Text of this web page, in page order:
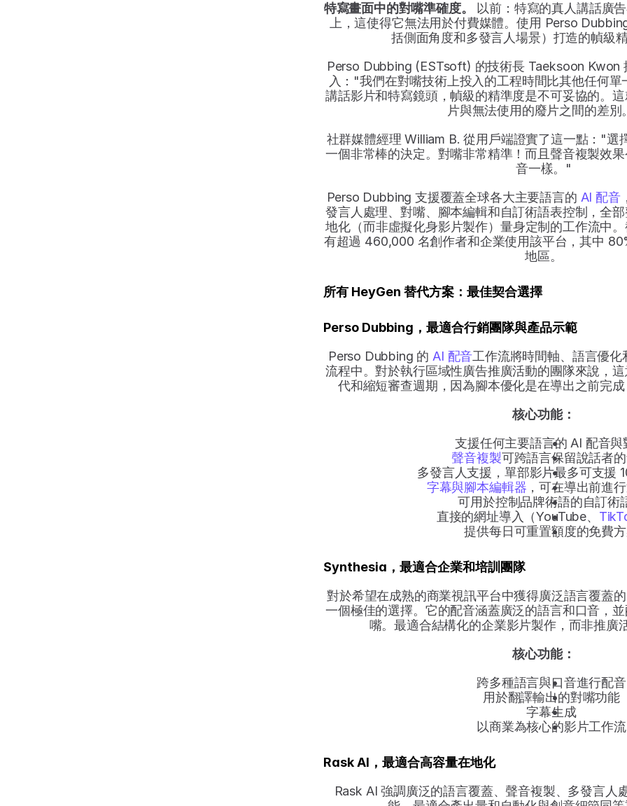
特寫畫面中的對嘴準確度。
以前：特寫的真人講話廣
上，這使得它無法用於付費媒體。使用 Perso
括側面角度和多發言人場景）打造的幀級
Perso Dubbing (ESTsoft) 的技術長 Taeksoon Kwon
入："我們在對嘴技術上投入的工程時間比其他任何
講話影片和特寫鏡頭，幀級的精準度是不可妥協的。
片與無法使用的廢片之間的差別
社群媒體經理 William B. 從用戶端證實了這一點："選
一個非常棒的決定。對嘴非常精準！而且聲音複製效
音一樣。"
Perso Dubbing 支援覆蓋全球各大主要語言的 AI 配音
發言人處理、對嘴、腳本編輯和自訂術語表控制，全
地化（而非虛擬化身影片製作）量身定制的工作流中
有超過 460,000 名創作者和企業使用該平台，其中
地區。
所有 HeyGen 替代方案：最佳契合選擇
Perso Dubbing，最適合行銷團隊與產品示範
Perso Dubbing 的 AI 配音工作流將時間軸、語言優
流程中。對於執行區域性廣告推廣活動的團隊來說，
代和縮短審查週期，因為腳本優化是在導出之前完
核心功能：
支援任何主要語言的 AI 配音與
聲音複製可跨語言保留說話者
多發言人支援，單部影片最多可支援
字幕與腳本編輯器 ，可在導出前進
可用於控制品牌術語的自訂術
直接的網址導入（YouTube、
提供每日可重置額度的免費
Synthesia，最適合企業和培訓團隊
對於希望在成熟的商業視訊平台中獲得廣泛語言覆蓋
一個極佳的選擇。它的配音涵蓋廣泛的語言和口音，
嘴。最適合結構化的企業影片製作，而非推廣
核心功能：
跨多種語言與口音進行配音
用於翻譯輸出的對嘴功能
字幕生成
以商業為核心的影片工作流
Rask AI，最適合高容量在地化
Rask AI 強調廣泛的語言覆蓋、聲音複製、多發言人